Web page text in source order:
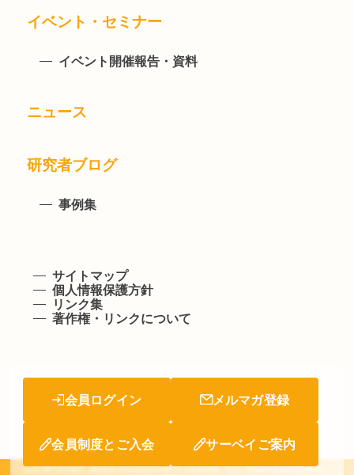
会員ログイン メルマガ登録
会員制度とご入会 サーベイご案内
イベント・セミナー
イベント開催報告・資料
ニュース
研究者ブログ
事例集
サイトマップ
個人情報保護方針
リンク集
著作権・リンクについて
(c)COPYRIGHT JAPAN PRODUCTIVITY CENTER. ALL RIGHTS RESERVED.